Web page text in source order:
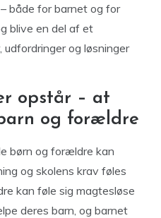
både for barnet og for
blive en del af et
og løsninger
opstår – at
og forældre
børn og forældre kan
og skolens krav føles
kan føle sig magtesløse
deres barn, og barnet